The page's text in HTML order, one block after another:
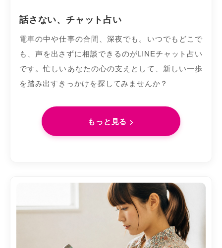
話さない、チャット占い
電車の中や仕事の合間、深夜でも。いつでもどこで
も、声を出さずに相談できるのがLINEチャット占い
です。忙しいあなたの心の支えとして、新しい一歩
を踏み出すきっかけを探してみませんか？
もっと見る >